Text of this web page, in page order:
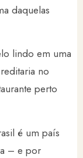
daquelas
lindo em uma
no
perto
é um país
– e por